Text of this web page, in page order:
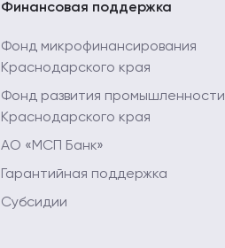
Финансовая поддержка
Фонд микрофинансирования
Краснодарского края
Фонд развития промышленности
Краснодарского края
АО «МСП Банк»
Гарантийная поддержка
Субсидии